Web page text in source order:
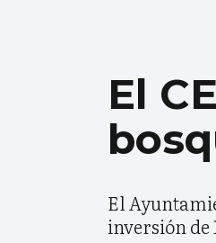
El
El
inversión de